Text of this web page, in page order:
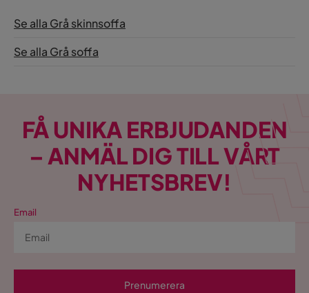
Se alla Grå skinnsoffa
Se alla Grå soffa
FÅ UNIKA ERBJUDANDEN
– ANMÄL DIG TILL VÅRT
NYHETSBREV!
Email
Prenumerera